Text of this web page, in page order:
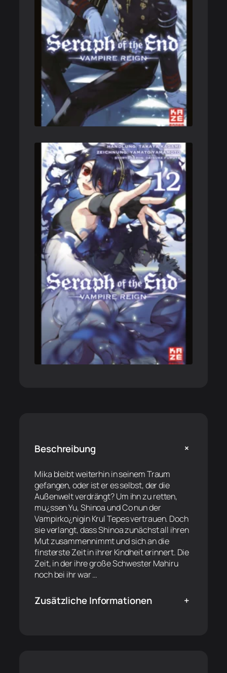
Beschreibung +
Mika bleibt weiterhin in seinem Traum
gefangen, oder ist er es selbst, der die
Außenwelt verdrängt? Um ihn zu retten,
mu¿ssen Yu, Shinoa und Co nun der
Vampirko¿nigin Krul Tepes vertrauen. Doch
sie verlangt, dass Shinoa zunächst all ihren
Mut zusammennimmt und sich an die
finsterste Zeit in ihrer Kindheit erinnert. Die
Zeit, in der ihre große Schwester Mahiru
noch bei ihr war …
Zusätzliche Informationen +